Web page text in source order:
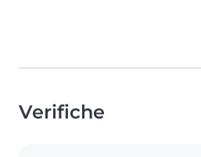
Verifiche